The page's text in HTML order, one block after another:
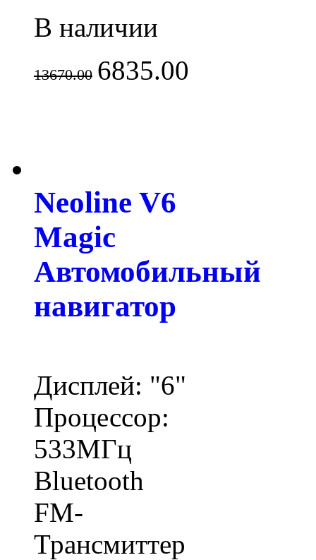
В наличии
13670.00 6835.00
Neoline V6
Magic
Автомобильный
навигатор
Дисплей: "6"
Процессор:
533МГц
Bluetooth
FM-
Трансмиттер